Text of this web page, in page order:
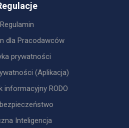
Regulamin
dla Pracodawców
prywatności
(Aplikacja)
informacyjny RODO
Inteligencja